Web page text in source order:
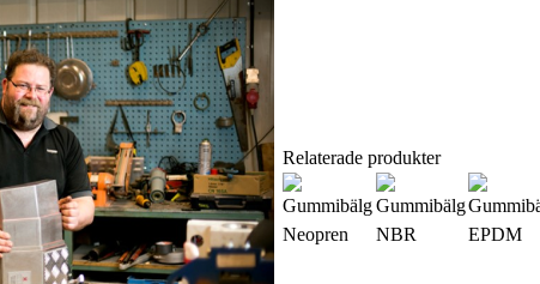
Logga
in eller
skapa
konto
för att
Relaterade produkter